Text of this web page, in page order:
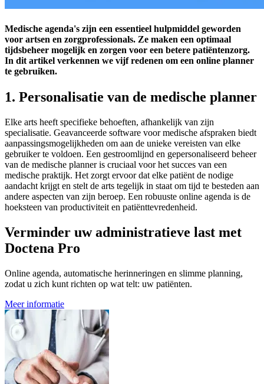
Medische agenda's zijn een essentieel hulpmiddel geworden
voor artsen en zorgprofessionals. Ze maken een optimaal
tijdsbeheer mogelijk en zorgen voor een betere patiëntenzorg.
In dit artikel verkennen we vijf redenen om een online planner
te gebruiken.
1. Personalisatie van de medische planner
Elke arts heeft specifieke behoeften, afhankelijk van zijn
specialisatie. Geavanceerde software voor medische afspraken biedt
aanpassingsmogelijkheden om aan de unieke vereisten van elke
gebruiker te voldoen. Een gestroomlijnd en gepersonaliseerd beheer
van de medische planner is cruciaal voor het succes van een
medische praktijk. Het zorgt ervoor dat elke patiënt de nodige
aandacht krijgt en stelt de arts tegelijk in staat om tijd te besteden aan
andere aspecten van zijn beroep. Een robuuste online agenda is de
hoeksteen van productiviteit en patiënttevredenheid.
Verminder uw administratieve last met
Doctena Pro
Online agenda, automatische herinneringen en slimme planning,
zodat u zich kunt richten op wat telt: uw patiënten.
Meer informatie